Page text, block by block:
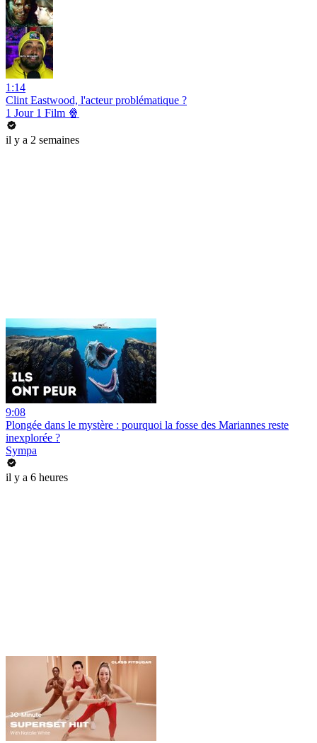
1:14
Clint Eastwood, l'acteur problématique ?
1 Jour 1 Film 🍿
il y a 2 semaines
9:08
Plongée dans le mystère : pourquoi la fosse des Mariannes reste
inexplorée ?
Sympa
il y a 6 heures